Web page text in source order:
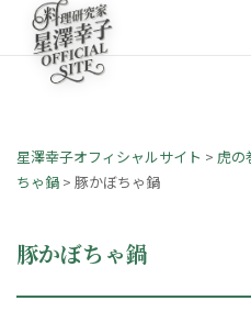
星澤幸子オフィシャルサイト > 虎の
ちゃ鍋 > 豚かぼちゃ鍋
豚かぼちゃ鍋